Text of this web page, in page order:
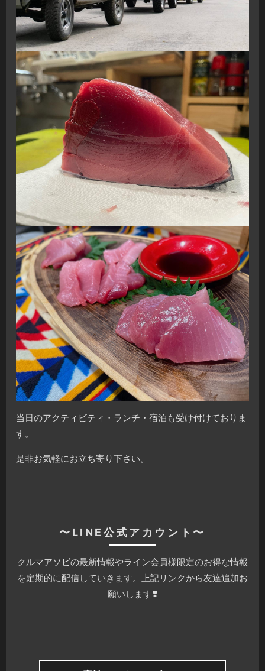
当日のアクティビティ・ランチ・宿泊も受け付けておりま
す。
是非お気軽にお立ち寄り下さい。
〜LINE公式アカウント〜
クルマアソビの最新情報やライン会員様限定のお得な情報
を定期的に配信していきます。上記リンクから友達追加お
願いします❣️